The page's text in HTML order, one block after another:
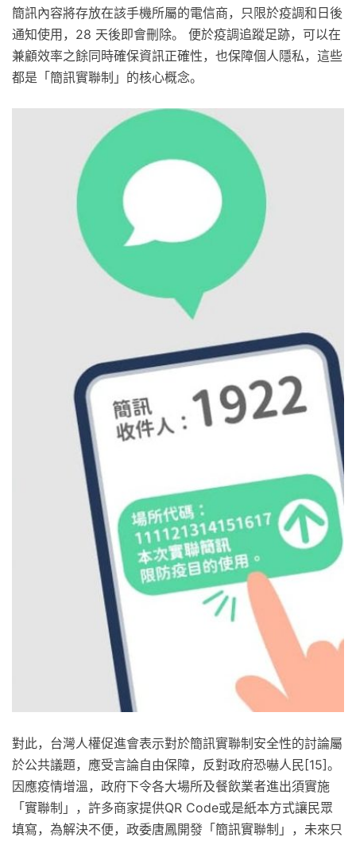
簡訊內容將存放在該手機所屬的電信商，只限於疫調和日後
通知使用，28 天後即會刪除。 便於疫調追蹤足跡，可以在
兼顧效率之餘同時確保資訊正確性，也保障個人隱私，這些
都是「簡訊實聯制」的核心概念。
對此，台灣人權促進會表示對於簡訊實聯制安全性的討論屬
於公共議題，應受言論自由保障，反對政府恐嚇人民[15]。
因應疫情增溫，政府下令各大場所及餐飲業者進出須實施
「實聯制」，許多商家提供QR Code或是紙本方式讓民眾
填寫，為解決不便，政委唐鳳開發「簡訊實聯制」，未來只